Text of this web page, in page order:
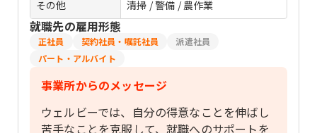
その他 清掃 / 警備 / 農作業
就職先の雇用形態
正社員 契約社員・嘱託社員
派遣社員
パート・アルバイト
事業所からのメッセージ
ウェルビーでは、自分の得意なことを伸ばし
苦手なことを克服して、就職へのサポートを